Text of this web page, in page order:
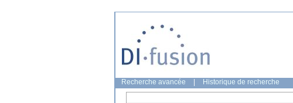
Recherche avancée Historique de recherche